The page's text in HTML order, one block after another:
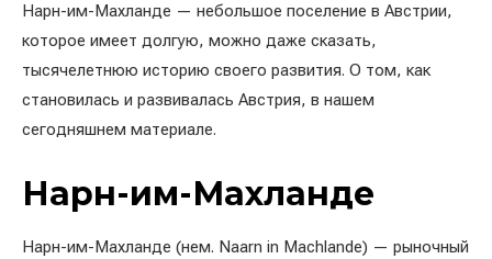
Нарн-им-Махланде — небольшое поселение в Австрии,
которое имеет долгую, можно даже сказать,
тысячелетнюю историю своего развития. О том, как
становилась и развивалась Австрия, в нашем
сегодняшнем материале.
Нарн-им-Махланде
Нарн-им-Махланде (нем. Naarn in Machlande) — рыночный